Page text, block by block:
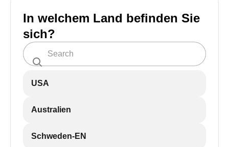
In welchem Land befinden Sie
sich?
USA
Australien
Schweden-EN